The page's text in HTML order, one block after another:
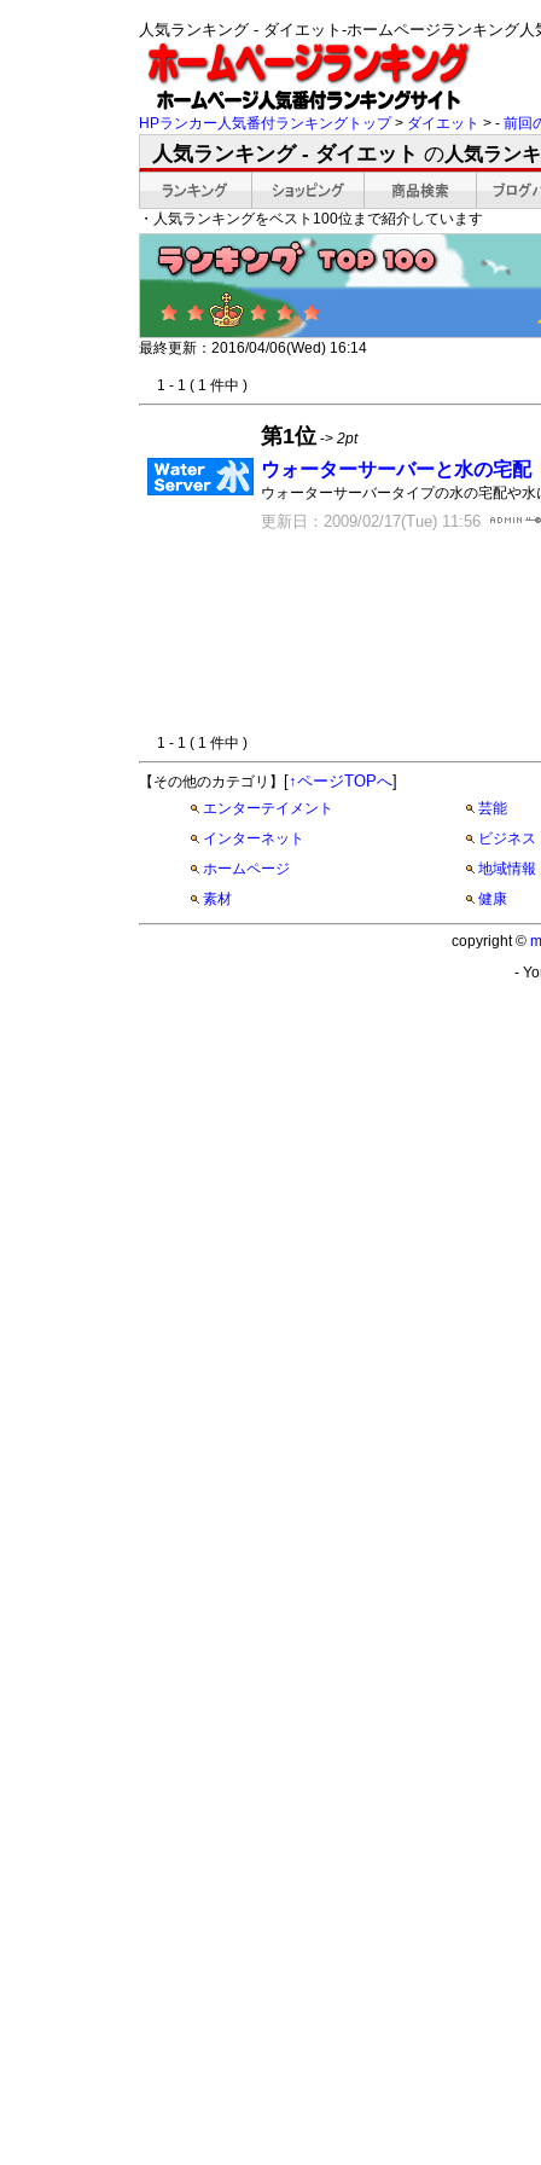
人気ランキング - ダイエット-ホームページランキング
HPランカー人気番付ランキングトップ> ダイエット > - 前回
人気ランキング - ダイエット の人気ラン
・人気ランキングをベスト100位まで紹介しています
最終更新：2016/04/06(Wed) 16:14
1 - 1 ( 1 件中 )
第1位 -> 2pt
ウォーターサーバーと水の宅配
ウォーターサーバータイプの水の宅配や
更新日：2009/02/17(Tue) 11:56
1 - 1 ( 1 件中 )
【その他のカテゴリ】 [↑ページTOPへ]
エンターテイメント
芸能
インターネット
ビジネス
ホームページ
地域情報
素材
健康
copyright ©
-